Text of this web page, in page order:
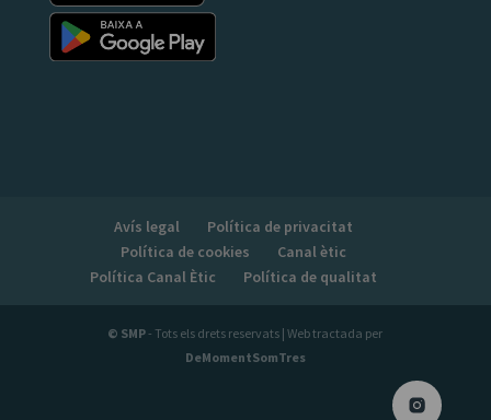
Avís legal
Política de privacitat
Política de cookies
Canal ètic
Política Canal Ètic
Política de qualitat
© SMP- Tots els drets reservats | Web tractada per
DeMomentSomTres